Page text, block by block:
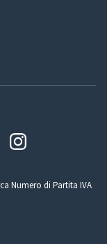
Numero di Partita IVA